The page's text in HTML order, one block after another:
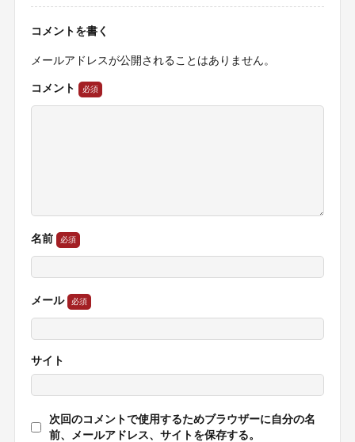
コメントを書く
メールアドレスが公開されることはありません。
コメント
名前
メール
サイト
次回のコメントで使用するためブラウザーに自分の名
前、メールアドレス、サイトを保存する。